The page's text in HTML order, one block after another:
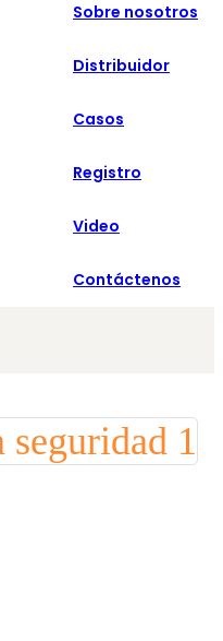
Español
Sobre nosotros
Distribuidor
Casos
Registro
Video
Contáctenos